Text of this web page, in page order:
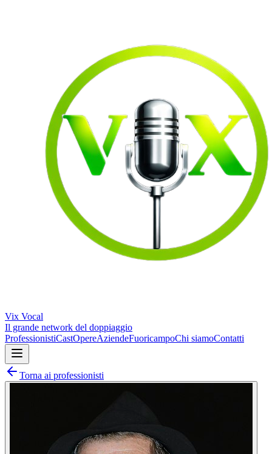
Vix Vocal
Il grande network del doppiaggio
ProfessionistiCastOpereAziendeFuoricampoChi siamoContatti
Torna ai professionisti